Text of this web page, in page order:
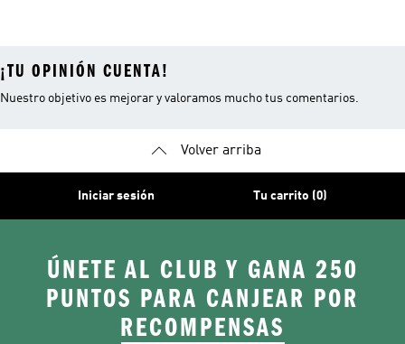
¡TU OPINIÓN CUENTA!
Nuestro objetivo es mejorar y valoramos mucho tus comentarios.
Volver arriba
Iniciar sesión Tu carrito (0)
ÚNETE AL CLUB Y GANA 250
PUNTOS PARA CANJEAR POR
RECOMPENSAS